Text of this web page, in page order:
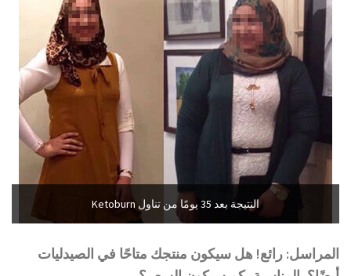
النتيجة بعد 35 يومًا من تناول Ketoburn
المراسل: رائع! هل سيكون منتجك متاحًا في الصيدليات